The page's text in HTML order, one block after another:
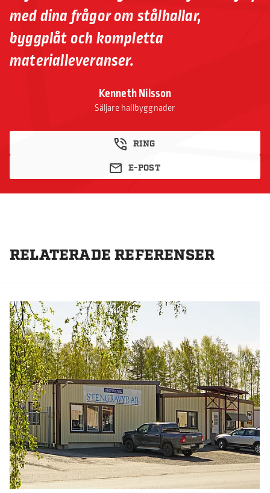
Kenneth Nilsson
Säljare hallbyggnader
RING
E-POST
med dina frågor om stålhallar,
byggplåt och kompletta
materialleveranser.
RELATERADE REFERENSER